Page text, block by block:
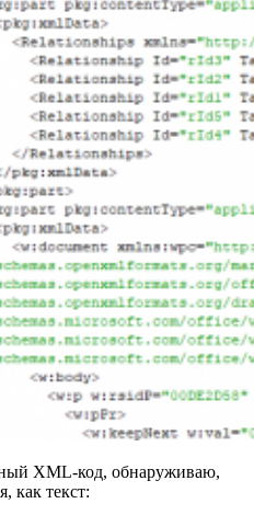
XML‑код, обнаруживаю,
как текст: